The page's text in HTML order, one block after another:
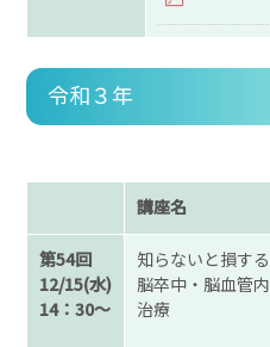
令和３年
講座名
第54回
12/15(水)
14：30～
知らないと損する
脳卒中・脳血管内
治療